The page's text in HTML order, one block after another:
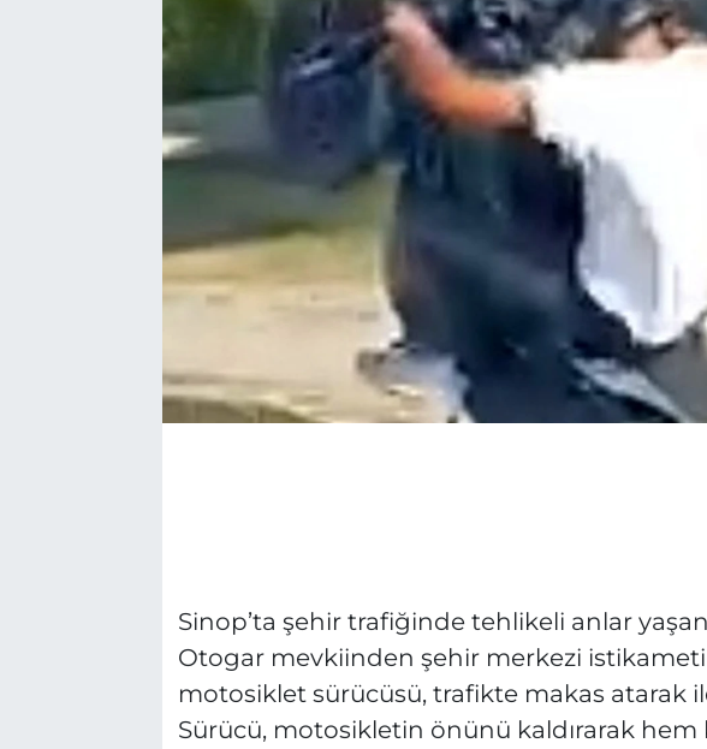
Sinop’ta şehir trafiğinde tehlikeli anlar
Otogar mevkiinden şehir merkezi
motosiklet sürücüsü, trafikte makas atarak
Sürücü, motosikletin önünü kaldırarak hem